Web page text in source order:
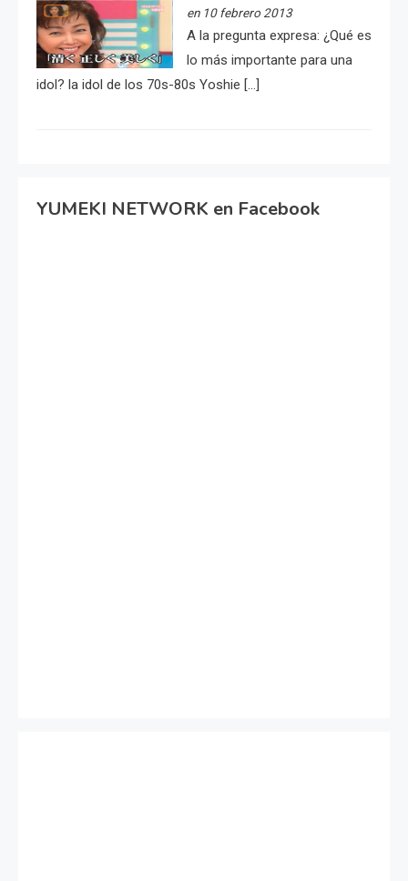
en 10 febrero 2013
A la pregunta expresa: ¿Qué es
lo más importante para una
idol? la idol de los 70s-80s Yoshie […]
YUMEKI NETWORK en Facebook